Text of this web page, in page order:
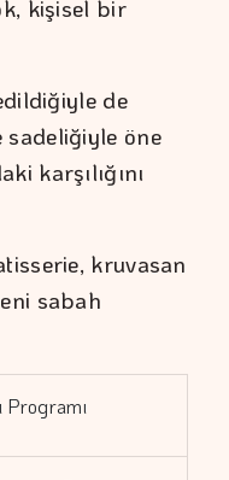
kişisel bir
de
sadeliğiyle öne
karşılığını
kruvasan
sabah
Programı